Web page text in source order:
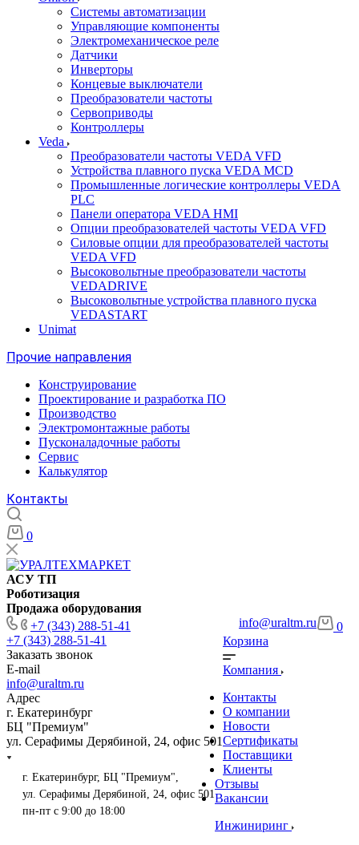
Системы автоматизации
Управляющие компоненты
Электромеханическое реле
Датчики
Инверторы
Концевые выключатели
Преобразователи частоты
Сервоприводы
Контроллеры
Veda
Преобразователи частоты VEDA VFD
Устройства плавного пуска VEDA MCD
Промышленные логические контроллеры VEDA
PLC
Панели оператора VEDA HMI
Опции преобразователей частоты VEDA VFD
Силовые опции для преобразователей частоты
VEDA VFD
Высоковольтные преобразователи частоты
VEDADRIVE
Высоковольтные устройства плавного пуска
VEDASTART
Unimat
Прочие направления
Конструирование
Проектирование и разработка ПО
Производство
Электромонтажные работы
Пусконаладочные работы
Сервис
Калькулятор
Контакты
0
АСУ ТП
Роботизация
Продажа оборудования
+7 (343) 288-51-41
+7 (343) 288-51-41
Заказать звонок
E-mail
info@uraltm.ru
Адрес
г. Екатеринбург
БЦ "Премиум"
ул. Серафимы Дерябиной, 24, офис 501
info@uraltm.ru
г. Екатеринбург, БЦ "Премиум",
ул. Серафимы Дерябиной, 24, офис 501
пн-пт с 9:00 до 18:00
0
Корзина
Компания
Контакты
О компании
Новости
Сертификаты
Поставщики
Клиенты
Отзывы
Вакансии
Инжиниринг